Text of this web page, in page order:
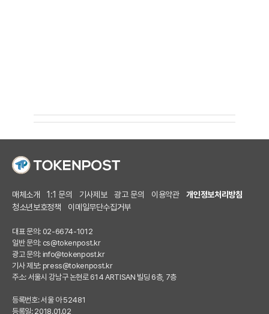
매체소개 1:1 문의 기사제보 광고 문의 이용약관
개인정보처리방침
청소년보호정책
이메일무단수집거부
대표 문의: 02-6674-1012
일반 문의: cs@tokenpost.kr
광고 문의: info@tokenpost.kr
기사 제보: press@tokenpost.kr
주소: 서울시 강남구 논현로 614 ARTISAN 빌딩 6층, 7층
등록번호: 서울 아 52481
등록일: 2018.01.02